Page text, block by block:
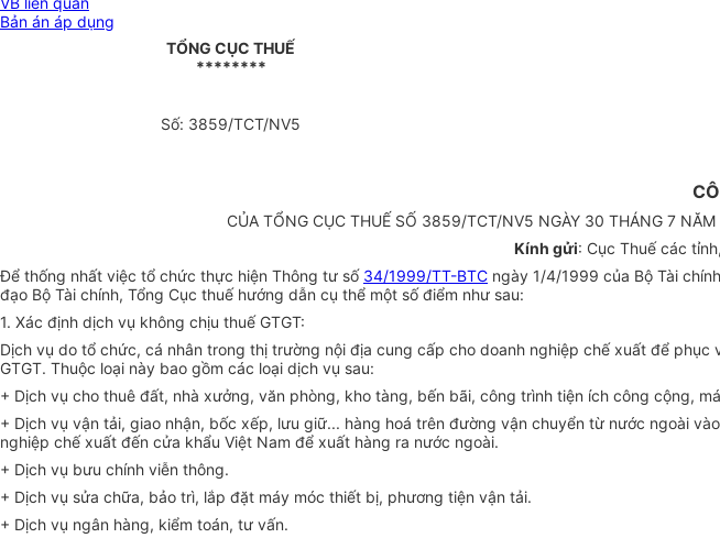
Bản án áp dụng
TỔNG CỤC THUẾ
********
Số: 3859/TCT/NV5
CỦA TỔNG CỤC THUẾ SỐ 3859/TCT/NV5 NGÀY 30 THÁNG 7
Kính gửi: Cục Thuế các
Để thống nhất việc tổ chức thực hiện Thông tư số 34/1999/TT-BTC ngày 1/4/1999 của Bộ Tài
đạo Bộ Tài chính, Tổng Cục thuế hướng dẫn cụ thể một số điểm như sau:
1. Xác định dịch vụ không chịu thuế GTGT:
Dịch vụ do tổ chức, cá nhân trong thị trường nội địa cung cấp cho doanh nghiệp chế xuất để
GTGT. Thuộc loại này bao gồm các loại dịch vụ sau:
+ Dịch vụ cho thuê đất, nhà xưởng, văn phòng, kho tàng, bến bãi, công trình tiện ích công cộng,
+ Dịch vụ vận tải, giao nhận, bốc xếp, lưu giữ... hàng hoá trên đường vận chuyển từ nước ngoài
nghiệp chế xuất đến cửa khẩu Việt Nam để xuất hàng ra nước ngoài.
+ Dịch vụ bưu chính viễn thông.
+ Dịch vụ sửa chữa, bảo trì, lắp đặt máy móc thiết bị, phương tiện vận tải.
+ Dịch vụ ngân hàng, kiểm toán, tư vấn.